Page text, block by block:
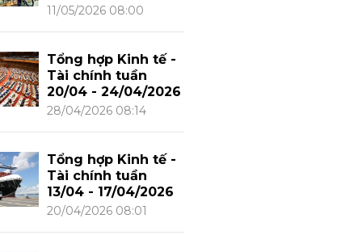
11/05/2026 08:00
Tổng hợp Kinh tế -
Tài chính tuần
20/04 - 24/04/2026
28/04/2026 08:14
Tổng hợp Kinh tế -
Tài chính tuần
13/04 - 17/04/2026
20/04/2026 08:01